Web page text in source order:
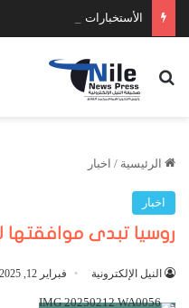
الأستخبارات تضبط عدد كبير
بحث عن
الرئيسية / اخبار
اخبار
روسيا تبدى موافقتها
النيل الإلكترونية فبراير 12, 2025